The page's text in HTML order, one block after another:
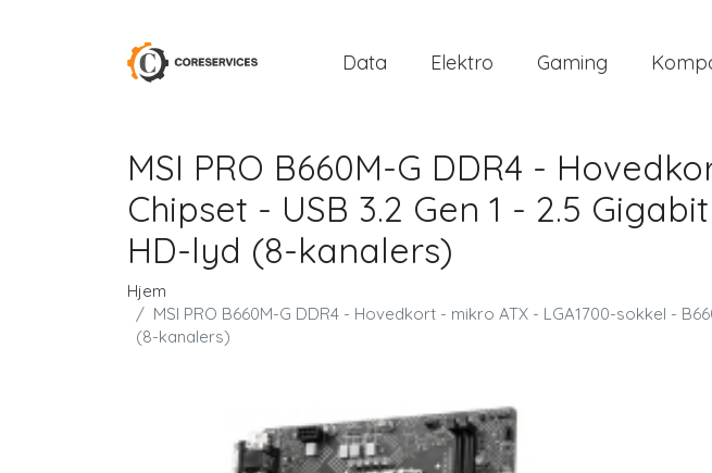
Data Elektro Gaming
MSI PRO B660M-G DDR4 -
Chipset - USB 3.2 Gen 1 - 2.5
HD-lyd (8-kanalers)
Hjem
MSI PRO B660M-G DDR4 - Hovedkort - mikro ATX - LGA1700-sokkel -
(8-kanalers)